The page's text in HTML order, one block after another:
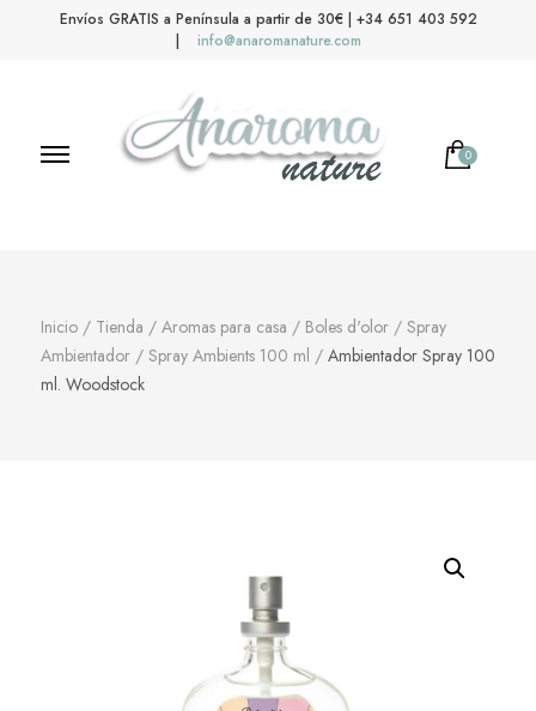
Envíos GRATIS a Península a partir de 30€ | +34 651 403 592
|
info@anaromanature.com
0
Inicio / Tienda / Aromas para casa / Boles d'olor / Spray
Ambientador / Spray Ambients 100 ml / Ambientador Spray 100
ml. Woodstock